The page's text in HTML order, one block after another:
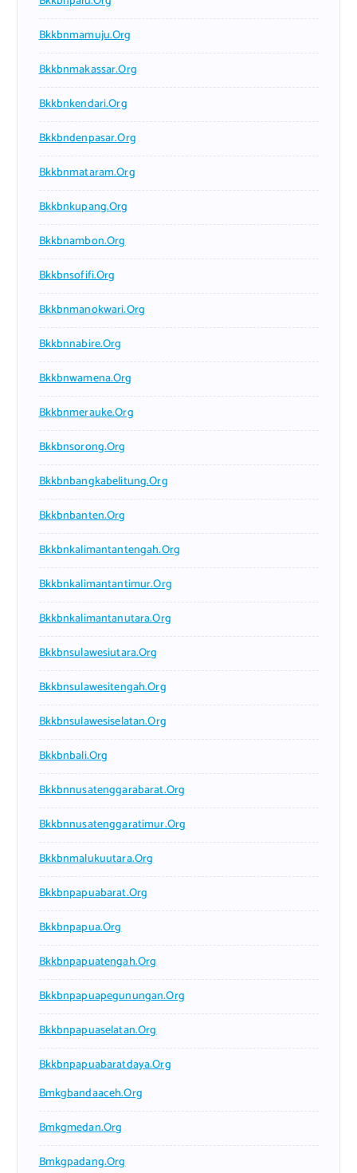
Bkkbnmamuju.org
Bkkbnmakassar.org
Bkkbnkendari.org
Bkkbndenpasar.org
Bkkbnmataram.org
Bkkbnkupang.org
Bkkbnambon.org
Bkkbnsofifi.org
Bkkbnmanokwari.org
Bkkbnnabire.org
Bkkbnwamena.org
Bkkbnmerauke.org
Bkkbnsorong.org
Bkkbnbangkabelitung.org
Bkkbnbanten.org
Bkkbnkalimantantengah.org
Bkkbnkalimantantimur.org
Bkkbnkalimantanutara.org
Bkkbnsulawesiutara.org
Bkkbnsulawesitengah.org
Bkkbnsulawesiselatan.org
Bkkbnbali.org
Bkkbnnusatenggarabarat.org
Bkkbnnusatenggaratimur.org
Bkkbnmalukuutara.org
Bkkbnpapuabarat.org
Bkkbnpapua.org
Bkkbnpapuatengah.org
Bkkbnpapuapegunungan.org
Bkkbnpapuaselatan.org
Bkkbnpapuabaratdaya.org
Bmkgbandaaceh.org
Bmkgmedan.org
Bmkgpadang.org